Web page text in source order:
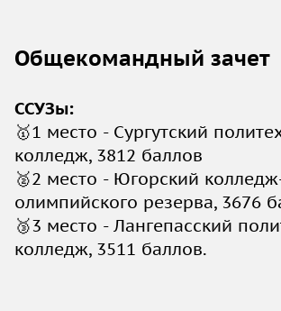
Общекомандный зачет
ССУЗы:
🥇1 место - Сургутский
колледж, 3812 баллов
🥈2 место - Югорский
олимпийского резерва, 3676
🥉3 место - Лангепасский
колледж, 3511 баллов.